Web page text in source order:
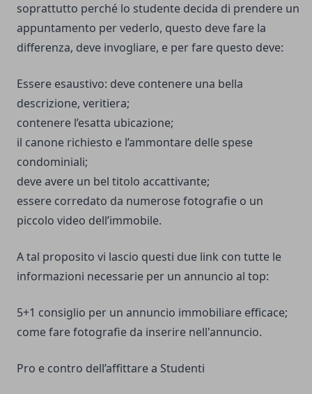
soprattutto perché lo studente decida di prendere un
appuntamento per vederlo, questo deve fare la
differenza, deve invogliare, e per fare questo deve:
Essere esaustivo: deve contenere una bella
descrizione, veritiera;
contenere l’esatta ubicazione;
il canone richiesto e l’ammontare delle spese
condominiali;
deve avere un bel titolo accattivante;
essere corredato da numerose fotografie o un
piccolo video dell’immobile.
A tal proposito vi lascio questi due link con tutte le
informazioni necessarie per un annuncio al top:
5+1 consiglio per un annuncio immobiliare efficace;
come fare fotografie da inserire nell'annuncio.
Pro e contro dell’affittare a Studenti